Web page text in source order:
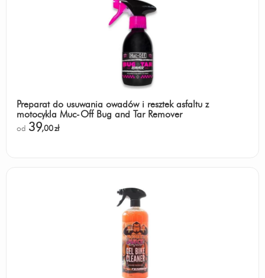
Preparat do usuwania owadów i resztek asfaltu z
motocykla Muc-Off Bug and Tar Remover
od 39,00zł